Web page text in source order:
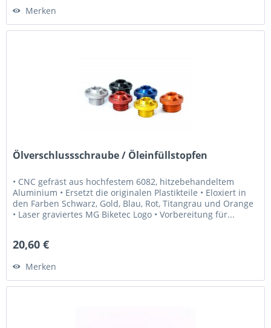
Merken
Ölverschlussschraube / Öleinfüllstopfen
• CNC gefräst aus hochfestem 6082, hitzebehandeltem
Aluminium • Ersetzt die originalen Plastikteile • Eloxiert in
den Farben Schwarz, Gold, Blau, Rot, Titangrau und Orange
• Laser graviertes MG Biketec Logo • Vorbereitung für...
20,60 €
Merken